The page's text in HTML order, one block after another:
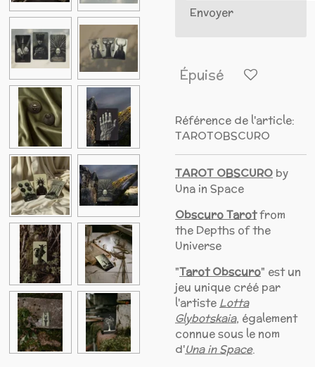
Envoyer
Épuisé
Référence de l'article:
TAROTOBSCURO
TAROT OBSCURO by
Una in Space
Obscuro Tarotfrom
the Depths of the
Universe
"Tarot Obscuro" est un
jeu unique créé par
l'artiste Lotta
Glybotskaia, également
connue sous le nom
d'Una in Space.